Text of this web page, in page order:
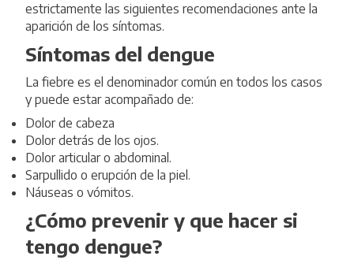
estrictamente las siguientes recomendaciones ante la
aparición de los síntomas.
Síntomas del dengue
La fiebre es el denominador común en todos los casos
y puede estar acompañado de:
Dolor de cabeza
Dolor detrás de los ojos.
Dolor articular o abdominal.
Sarpullido o erupción de la piel.
Náuseas o vómitos.
¿Cómo prevenir y que hacer si
tengo dengue?